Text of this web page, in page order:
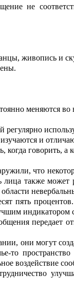
ение не
живопись и
меняются во
регулярно
учаются и
когда говорить, а
что
лица также может
невер
пять
чшим индикатором
передает
они могут
то про
воздействие